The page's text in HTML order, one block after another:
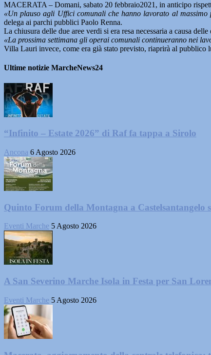
MACERATA – Domani, sabato 20 febbraio2021, in anticipo
«Un plauso agli Uffici comunali che hanno lavorato al
delega ai parchi pubblici Paolo Renna.
La chiusura delle due aree verdi si era resa necessaria a causa
«La prossima settimana gli operai comunali continueranno nei
Villa Lauri invece, come era già stato previsto, riaprirà al pubblico
Ultime notizie MarcheNews24
“Infinito – Estate 2026” di Raf fa tappa a Sirolo
Ancona 6 Agosto 2026
Quinto Forum della Montagna a Castelsantangelo
Eventi Marche 5 Agosto 2026
A San Severino Marche Isola in Festa per San
Eventi Marche 5 Agosto 2026